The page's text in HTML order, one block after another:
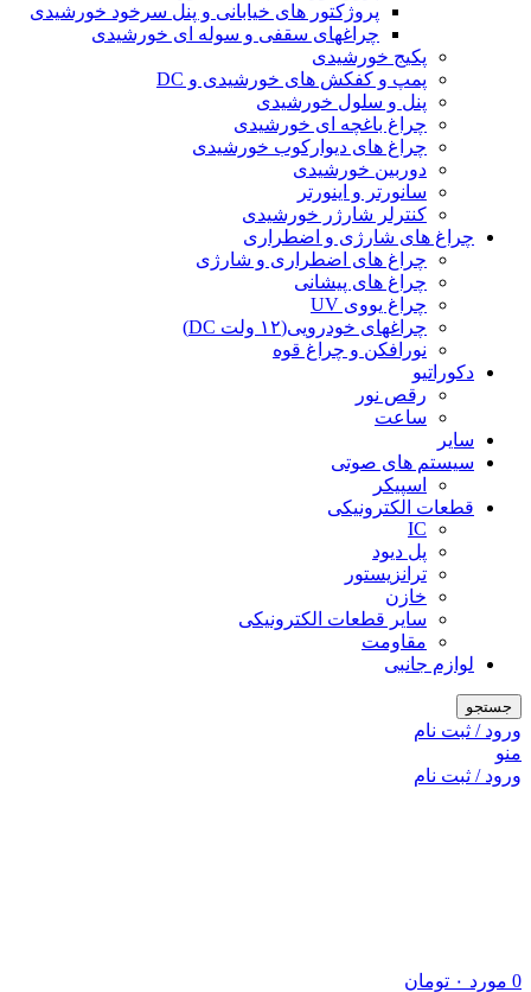
پروژکتور های خیابانی و پنل سرخود خورشیدی
چراغهای سقفی و سوله ای خورشیدی
پکیج خورشیدی
پمپ و کفکش های خورشیدی و DC
پنل و سلول خورشیدی
چراغ باغچه ای خورشیدی
چراغ های دیوارکوب خورشیدی
دوربین خورشیدی
سانورتر و اینورتر
کنترلر شارژر خورشیدی
چراغ های شارژی و اضطراری
چراغ های اضطراری و شارژی
چراغ های پیشانی
چراغ یووی UV
چراغهای خودرویی(۱۲ ولت DC)
نورافکن و چراغ قوه
دکوراتیو
رقص نور
ساعت
سایر
سیستم های صوتی
اسپیکر
قطعات الکترونیکی
IC
پل دیود
ترانزیستور
خازن
سایر قطعات الکترونیکی
مقاومت
لوازم جانبی
جستجو
ورود / ثبت نام
منو
ورود / ثبت نام
0 مورد ۰ تومان